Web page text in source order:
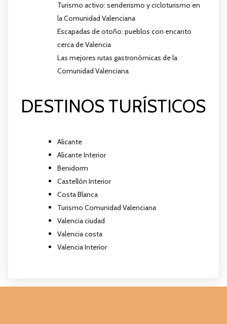
Turismo activo: senderismo y cicloturismo en
la Comunidad Valenciana
Escapadas de otoño: pueblos con encanto
cerca de Valencia
Las mejores rutas gastronómicas de la
Comunidad Valenciana
DESTINOS TURÍSTICOS
Alicante
Alicante Interior
Benidorm
Castellón Interior
Costa Blanca
Turismo Comunidad Valenciana
Valencia ciudad
Valencia costa
Valencia Interior